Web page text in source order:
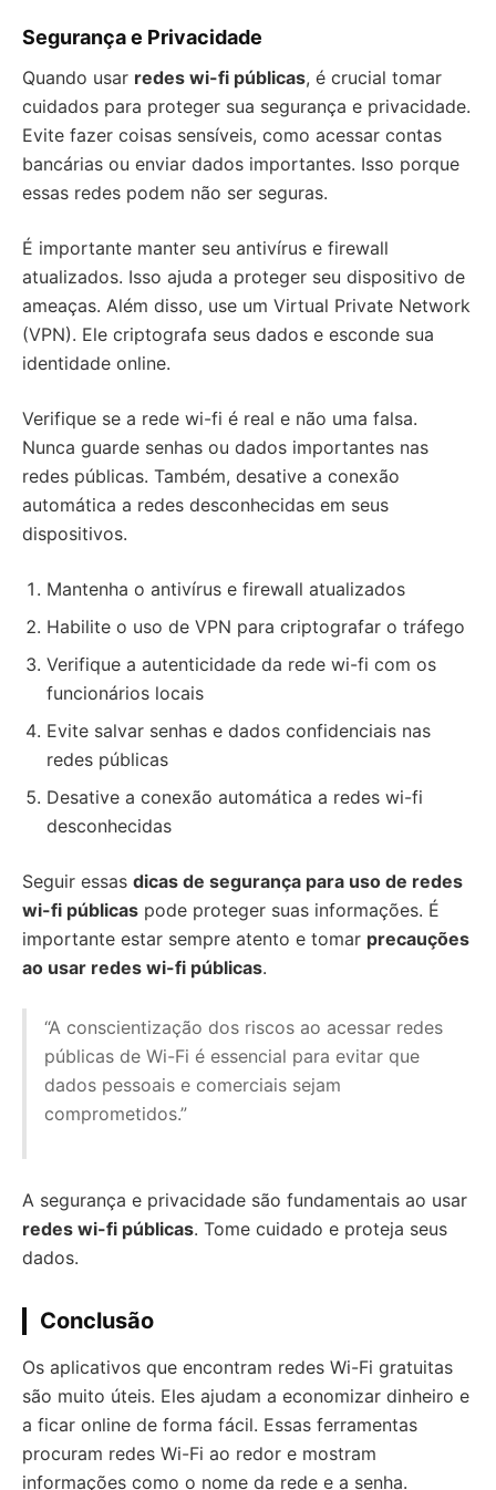
Segurança e Privacidade
Quando usar redes wi-fi públicas, é crucial tomar
cuidados para proteger sua segurança e privacidade.
Evite fazer coisas sensíveis, como acessar contas
bancárias ou enviar dados importantes. Isso porque
essas redes podem não ser seguras.
É importante manter seu antivírus e firewall
atualizados. Isso ajuda a proteger seu dispositivo de
ameaças. Além disso, use um Virtual Private Network
(VPN). Ele criptografa seus dados e esconde sua
identidade online.
Verifique se a rede wi-fi é real e não uma falsa.
Nunca guarde senhas ou dados importantes nas
redes públicas. Também, desative a conexão
automática a redes desconhecidas em seus
dispositivos.
Mantenha o antivírus e firewall atualizados
Habilite o uso de VPN para criptografar o tráfego
Verifique a autenticidade da rede wi-fi com os
funcionários locais
Evite salvar senhas e dados confidenciais nas
redes públicas
Desative a conexão automática a redes wi-fi
desconhecidas
Seguir essas dicas de segurança para uso de redes
wi-fi públicas pode proteger suas informações. É
importante estar sempre atento e tomar precauções
ao usar redes wi-fi públicas.
“A conscientização dos riscos ao acessar redes
públicas de Wi-Fi é essencial para evitar que
dados pessoais e comerciais sejam
comprometidos.”
A segurança e privacidade são fundamentais ao usar
redes wi-fi públicas. Tome cuidado e proteja seus
dados.
Conclusão
Os aplicativos que encontram redes Wi-Fi gratuitas
são muito úteis. Eles ajudam a economizar dinheiro e
a ficar online de forma fácil. Essas ferramentas
procuram redes Wi-Fi ao redor e mostram
informações como o nome da rede e a senha.